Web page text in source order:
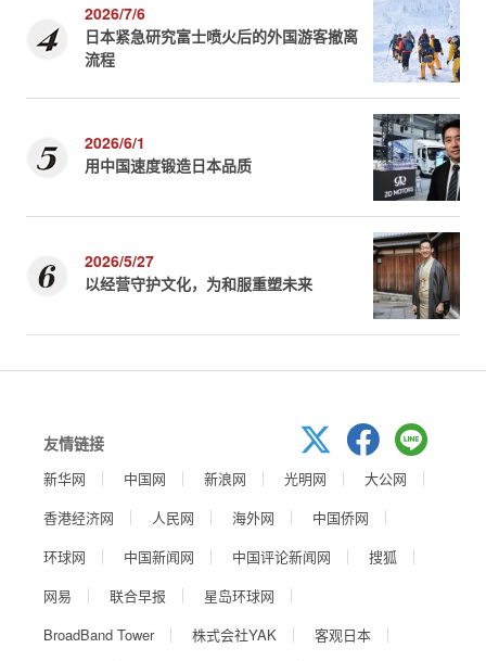
2026/7/6
日本紧急研究富士喷火后的外国游客撤离
流程
2026/6/1
用中国速度锻造日本品质
2026/5/27
以经营守护文化，为和服重塑未来
友情链接
新华网 中国网 新浪网 光明网
大公网
香港经济网
人民网 海外网
中国侨网
环球网
中国新闻网 中国评论新闻网
搜狐
网易
联合早报
星岛环球网
BroadBand Tower
株式会社YAK
客观日本